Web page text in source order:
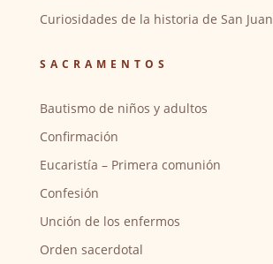
Curiosidades de la historia de San Juan
SACRAMENTOS
Bautismo de niños y adultos
Confirmación
Eucaristía – Primera comunión
Confesión
Unción de los enfermos
Orden sacerdotal